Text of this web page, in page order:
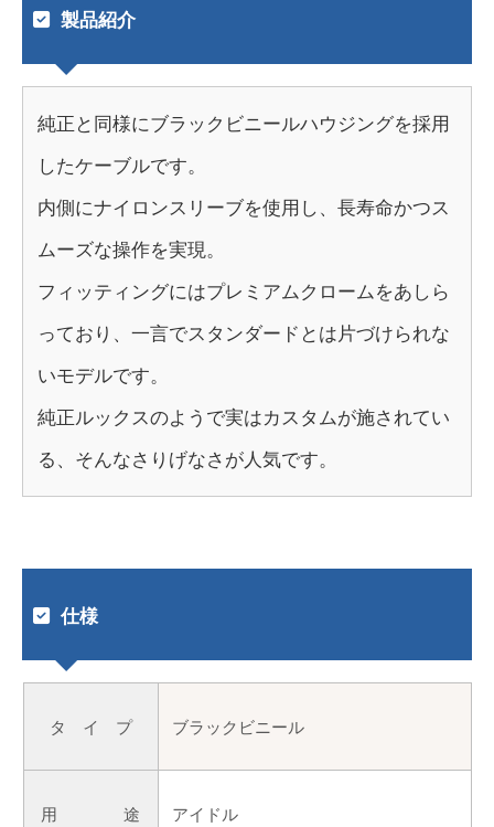
製品紹介
純正と同様にブラックビニールハウジングを採用
したケーブルです。
内側にナイロンスリーブを使用し、長寿命かつス
ムーズな操作を実現。
フィッティングにはプレミアムクロームをあしら
っており、一言でスタンダードとは片づけられな
いモデルです。
純正ルックスのようで実はカスタムが施されてい
る、そんなさりげなさが人気です。
仕様
タ イ プ ブラックビニール
用 途 アイドル